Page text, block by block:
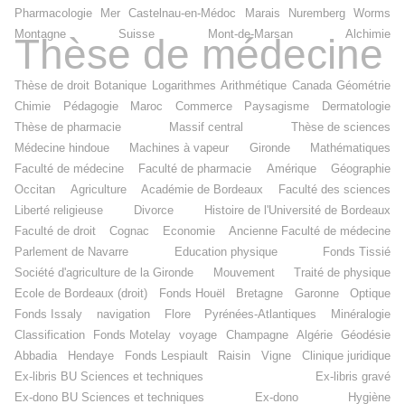
Pharmacologie
Mer Castelnau-en-Médoc Marais Nuremberg
Worms
Montagne
Suisse Mont-de-Marsan Alchimie
Thèse de médecine
Thèse de droit Botanique Logarithmes Arithmétique Canada Géométrie
Chimie
Pédagogie Maroc Commerce Paysagisme
Dermatologie
Thèse de pharmacie
Massif central
Thèse de sciences
Médecine hindoue
Machines à vapeur Gironde
Mathématiques
Faculté de médecine
Faculté de pharmacie Amérique
Géographie
Occitan
Agriculture Académie de Bordeaux
Faculté des sciences
Liberté religieuse
Divorce
Histoire de l'Université de Bordeaux
Faculté de droit
Cognac Economie
Ancienne Faculté de médecine
Parlement de Navarre
Education physique
Fonds Tissié
Société d'agriculture de la Gironde
Mouvement
Traité de physique
Ecole de Bordeaux (droit)
Fonds Houël Bretagne Garonne
Optique
Fonds Issaly
navigation Flore Pyrénées-Atlantiques
Minéralogie
Classification
Fonds Motelay voyage Champagne Algérie
Géodésie
Abbadia
Hendaye Fonds Lespiault Raisin Vigne
Clinique juridique
Ex-libris BU Sciences et techniques
Ex-libris gravé
Ex-dono BU Sciences et techniques
Ex-dono Hygiène